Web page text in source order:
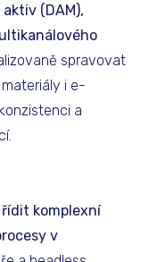
(DAM),
spravovat
i e-
a
komplexní
v